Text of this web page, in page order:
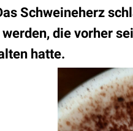
Schweineherz
die vorher
hatte.